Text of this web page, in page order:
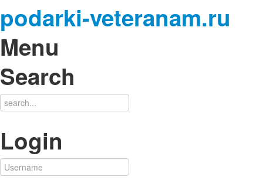
podarki-veteranam.ru
Menu
Search
Login